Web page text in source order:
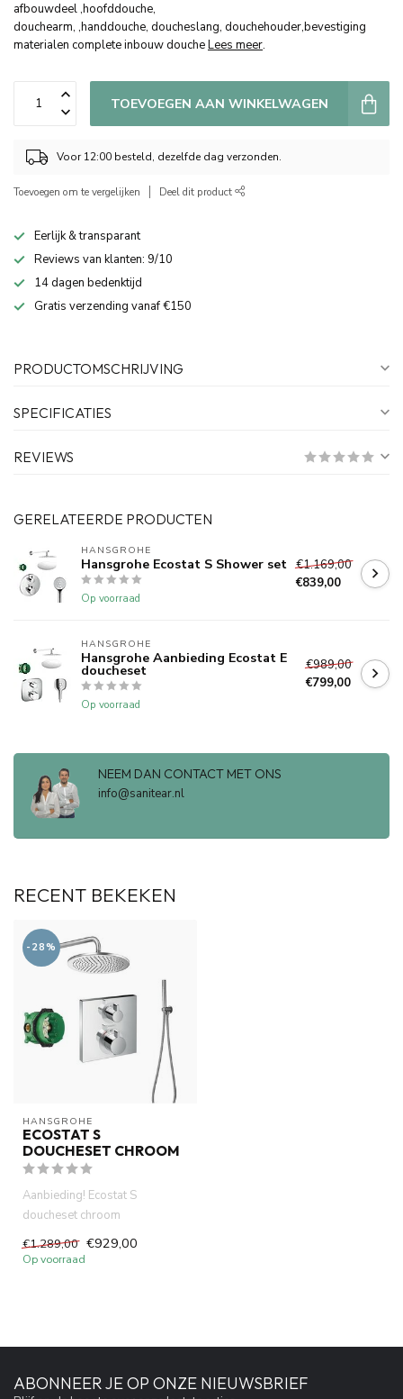
afbouwdeel ,hoofddouche,
douchearm, ,handdouche, doucheslang, douchehouder,bevestiging
materialen complete inbouw doucheLees meer.
TOEVOEGEN AAN WINKELWAGEN
Voor 12:00 besteld, dezelfde dag verzonden.
Toevoegen om te vergelijken Deel dit product
Eerlijk & transparant
Reviews van klanten: 9/10
14 dagen bedenktijd
Gratis verzending vanaf €150
PRODUCTOMSCHRIJVING
SPECIFICATIES
REVIEWS
GERELATEERDE PRODUCTEN
HANSGROHE
Hansgrohe Ecostat S Shower set
Op voorraad
€1.169,00
€839,00
HANSGROHE
Hansgrohe Aanbieding Ecostat E
doucheset
Op voorraad
€989,00
€799,00
NEEM DAN CONTACT MET ONS
info@sanitear.nl
RECENT BEKEKEN
-28%
HANSGROHE
ECOSTAT S
DOUCHESET CHROOM
Aanbieding! Ecostat S
doucheset chroom
.Thermostatisch inbouwdeel
afbouwdeel ,ho...
€1.289,00 €929,00
Op voorraad
ABONNEER JE OP ONZE NIEUWSBRIEF